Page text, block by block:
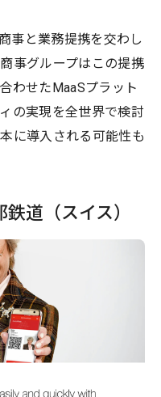
事と業務提携を交わし
事グループはこの提携
わせたMaaSプラット
の実現を全世界で検討
に導入される可能性も
道（スイス）